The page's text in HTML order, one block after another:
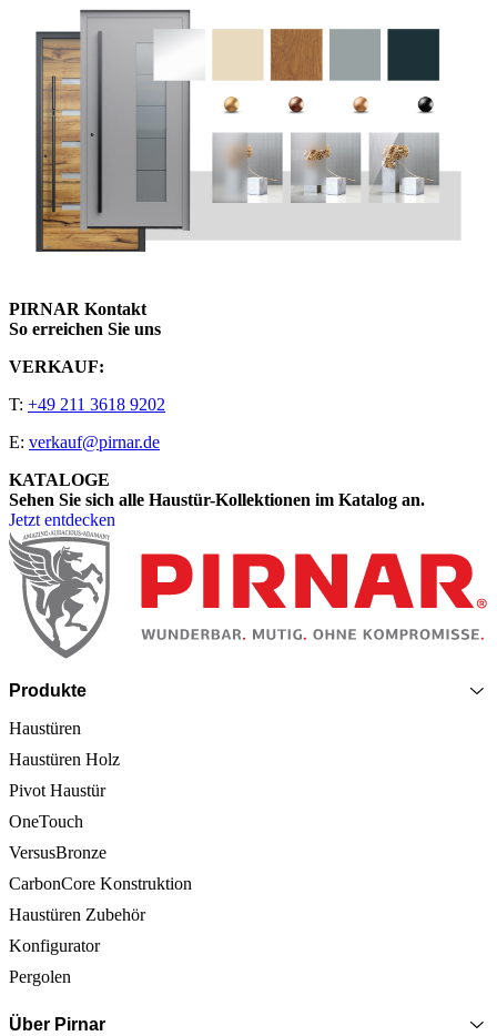
PIRNAR Kontakt
So erreichen Sie uns
VERKAUF:
T: +49 211 3618 9202
E: verkauf@pirnar.de
KATALOGE
Sehen Sie sich alle Haustür-Kollektionen im Katalog an.
Jetzt entdecken
Seitenfooter
Produkte
Haustüren
Haustüren Holz
Pivot Haustür
OneTouch
VersusBronze
CarbonCore Konstruktion
Haustüren Zubehör
Konfigurator
Pergolen
Über Pirnar